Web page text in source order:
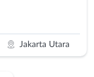
Jakarta Utara